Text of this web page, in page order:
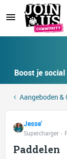
Boost je
Aangeboden &
Jesse'
Supercharger
Paddelen